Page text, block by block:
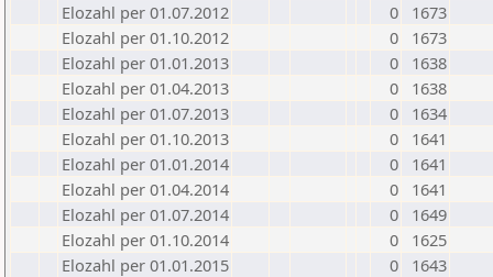
Elozahl per 01.07.2012
0
1673
Elozahl per 01.10.2012
0
1673
Elozahl per 01.01.2013
0
1638
Elozahl per 01.04.2013
0
1638
Elozahl per 01.07.2013
0
1634
Elozahl per 01.10.2013
0
1641
Elozahl per 01.01.2014
0
1641
Elozahl per 01.04.2014
0
1641
Elozahl per 01.07.2014
0
1649
Elozahl per 01.10.2014
0
1625
Elozahl per 01.01.2015
0
1643